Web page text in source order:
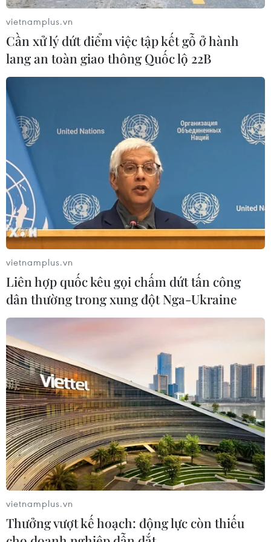
vietnamplus.vn
Cần xử lý dứt điểm việc tập kết gỗ ở hành
lang an toàn giao thông Quốc lộ 22B
vietnamplus.vn
Liên hợp quốc kêu gọi chấm dứt tấn công
dân thường trong xung đột Nga-Ukraine
vietnamplus.vn
Thưởng vượt kế hoạch: động lực còn thiếu